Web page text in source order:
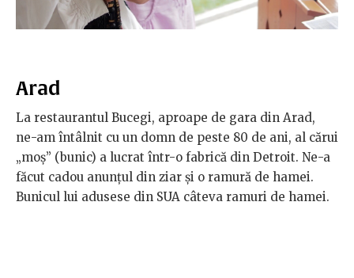
Arad
La restaurantul Bucegi, aproape de gara din Arad,
ne-am întâlnit cu un domn de peste 80 de ani, al cărui
„moș” (bunic) a lucrat într-o fabrică din Detroit. Ne-a
făcut cadou anunțul din ziar și o ramură de hamei.
Bunicul lui adusese din SUA câteva ramuri de hamei.